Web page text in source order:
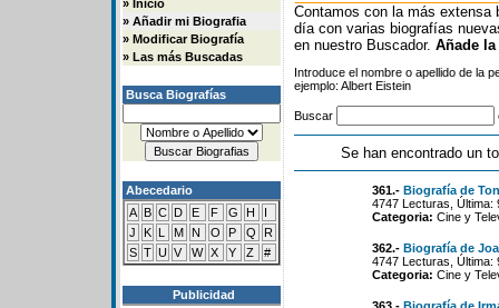
» Inicio
» Añadir mi Biografia
» Modificar Biografía
» Las más Buscadas
Busca Biografías
Abecedario
A B C D E F G H
I
J
K L M N O P Q
R
S T U V W X Y Z #
Publicidad
Contamos con la más extensa
día con varias biografías
en nuestro Buscador. Añade
Introduce el nombre o apellido de la
ejemplo: Albert Eistein
Buscar
Se han encontrado un
361.- Biografía de
4747 Lecturas, Última:
Categoria: Cine y
362.- Biografía de
4747 Lecturas, Última:
Categoria: Cine y